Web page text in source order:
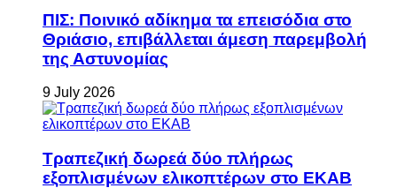
ΠΙΣ: Ποινικό αδίκημα τα επεισόδια στο
Θριάσιο, επιβάλλεται άμεση παρεμβολή
της Αστυνομίας
9 July 2026
Τραπεζική δωρεά δύο πλήρως
εξοπλισμένων ελικοπτέρων στο ΕΚΑΒ